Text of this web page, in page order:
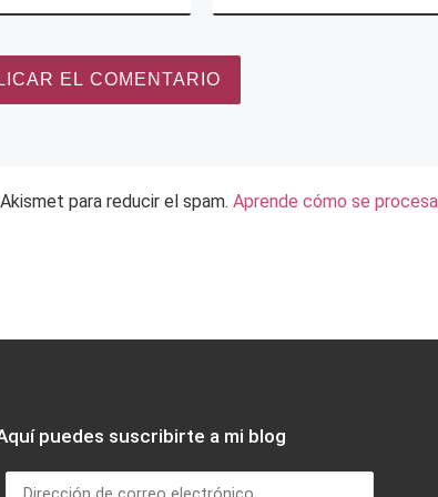
para reducir el spam. Aprende cómo se
puedes suscribirte a mi blog
Dirección de correo electrónico